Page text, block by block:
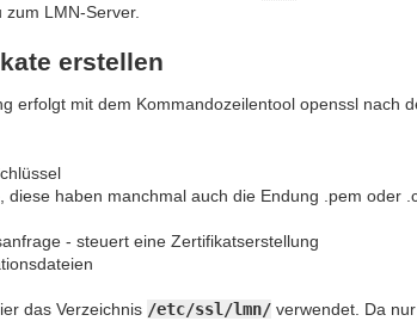
zum LMN-Server.
erstellen
erfolgt mit dem Kommandozeilentool openssl nach
diese haben manchmal auch die Endung .pem oder
- steuert eine Zertifikatserstellung
das Verzeichnis /etc/ssl/lmn/ verwendet. Da